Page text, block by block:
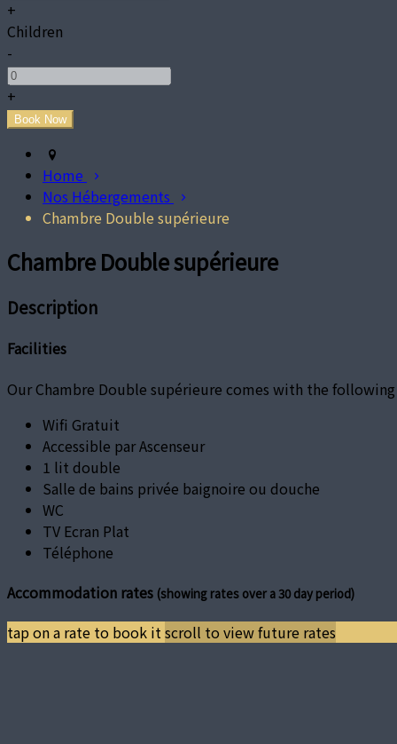
+
Children
-
+
Home
Nos Hébergements
Chambre Double supérieure
Chambre Double supérieure
Description
Facilities
Our Chambre Double supérieure comes with the
Wifi Gratuit
Accessible par Ascenseur
1 lit double
Salle de bains privée baignoire ou douche
WC
TV Ecran Plat
Téléphone
Accommodation rates (showing rates over a 30 day period)
tap on a rate to book itscroll to view future rates